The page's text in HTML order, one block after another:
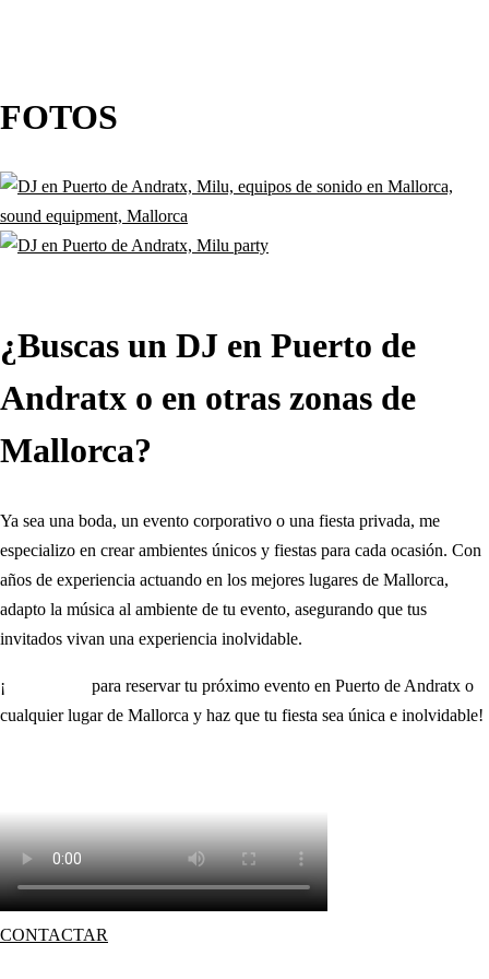
FOTOS
¿Buscas un DJ en Puerto de
Andratx o en otras zonas de
Mallorca?
Ya sea una boda, un evento corporativo o una fiesta privada, me
especializo en crear ambientes únicos y fiestas para cada ocasión. Con
años de experiencia actuando en los mejores lugares de Mallorca,
adapto la música al ambiente de tu evento, asegurando que tus
invitados vivan una experiencia inolvidable.
¡
para reservar tu próximo evento en Puerto de Andratx o
cualquier lugar de Mallorca y haz que tu fiesta sea única e inolvidable!
CONTACTAR